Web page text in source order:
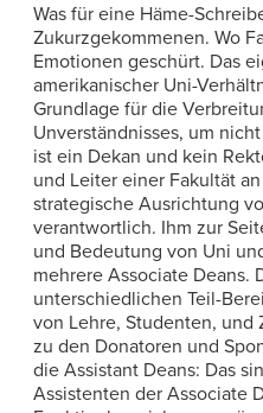
Was für eine Häme-
Zukurzgekommenen. Wo
Emotionen geschürt. Das
amerikanischer Uni-
Grundlage für die
Unverständnisses, um
ist ein Dekan und kein
und Leiter einer Fakultät
strategische Ausrichtung
verantwortlich. Ihm zur
und Bedeutung von Uni
mehrere Associate Deans.
unterschiedlichen Teil-
von Lehre, Studenten, und
zu den Donatoren und
die Assistant Deans: Das
Assistenten der Associate